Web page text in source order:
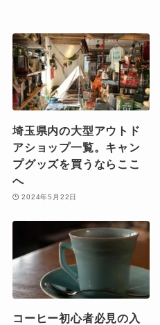
埼玉県内の大型アウトド
アショップ一覧。キャン
プグッズを買うならここ
へ
2024年5月22日
コーヒー初心者必見の入